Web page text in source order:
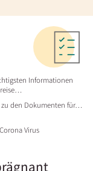
Informationen
zu den Dokumenten für…
Virus